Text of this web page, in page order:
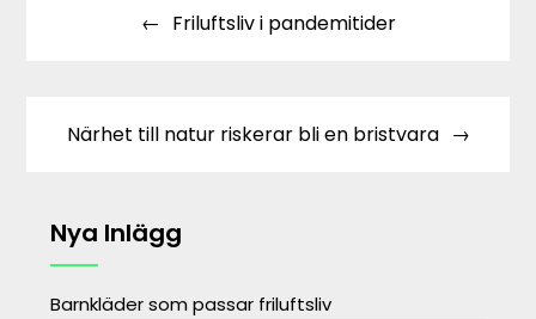
Friluftsliv i pandemitider
Närhet till natur riskerar bli en bristvara
Nya Inlägg
Barnkläder som passar friluftsliv